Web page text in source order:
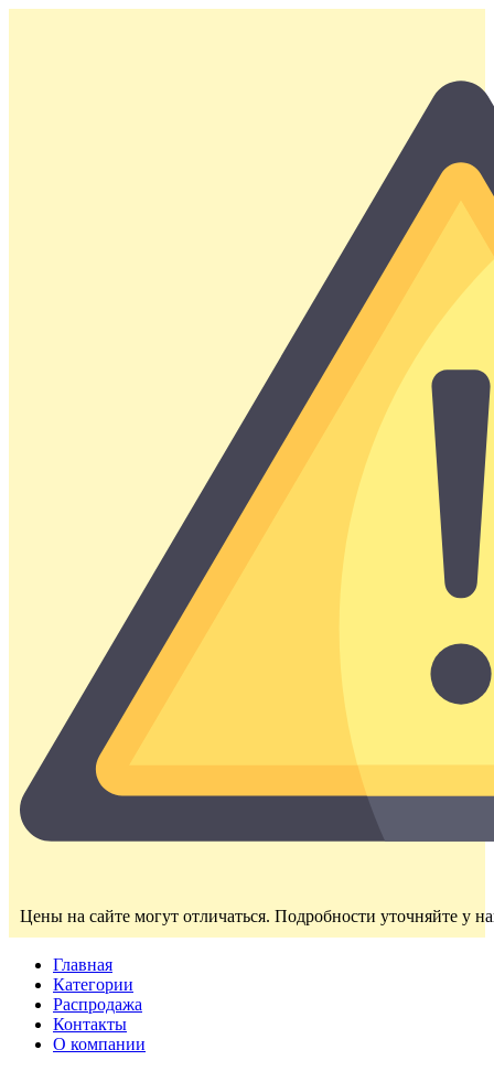
Цены на сайте могут отличаться. Подробности уточняйте у
Главная
Категории
Распродажа
Контакты
О компании